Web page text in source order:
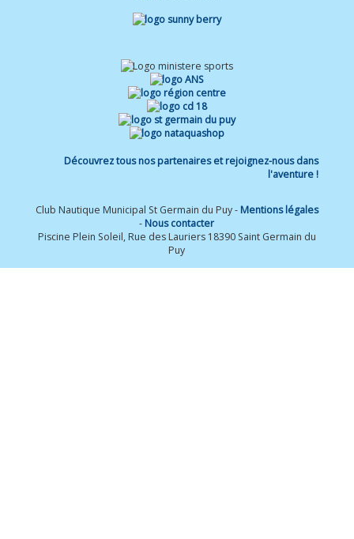
Découvrez tous nos partenaires et rejoignez-nous dans
l'aventure !
Club Nautique Municipal St Germain du Puy - Mentions légales
- Nous contacter
Piscine Plein Soleil, Rue des Lauriers 18390 Saint Germain du
Puy